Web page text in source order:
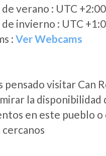
verano : UTC +2:00
invierno : UTC
: Ver Webcams
pensado visitar Can
la disponibilidad
en este pueblo o